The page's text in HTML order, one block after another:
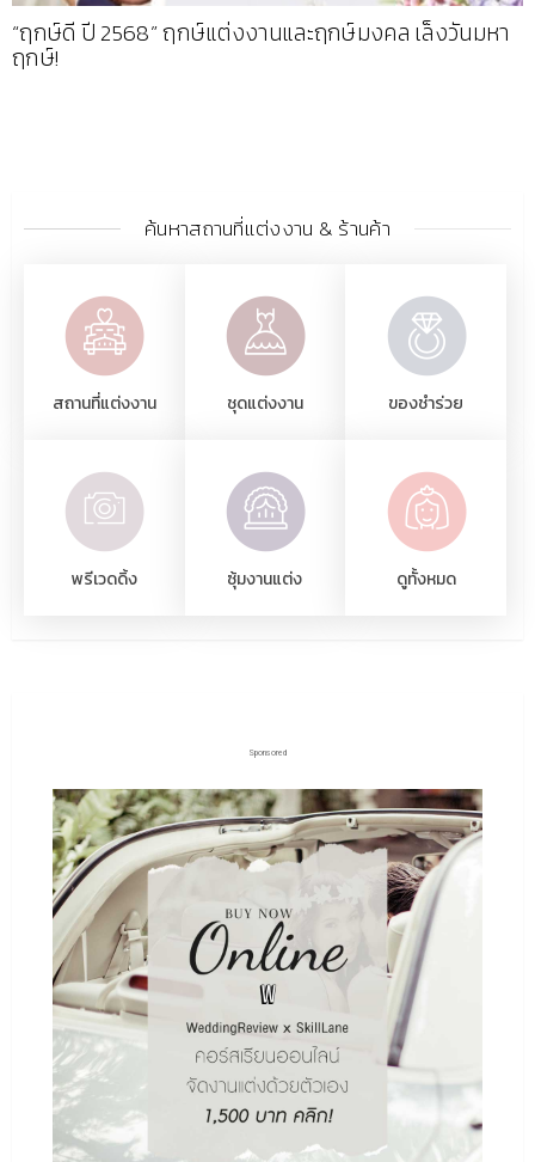
“ฤกษ์ดี ปี 2568” ฤกษ์แต่งงานและฤกษ์มงคล เล็งวันมหา
ฤกษ์!
ค้นหาสถานที่แต่งงาน & ร้านค้า
สถานที่แต่งงาน ชุดแต่งงาน ของชำร่วย
พรีเวดดิ้ง ซุ้มงานแต่ง ดูทั้งหมด
Sponsored